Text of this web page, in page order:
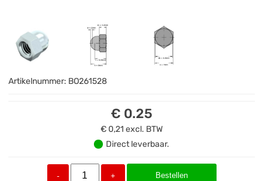
Artikelnummer: BO261528
€ 0.25
€ 0,21 excl. BTW
Direct leverbaar.
- + Bestellen